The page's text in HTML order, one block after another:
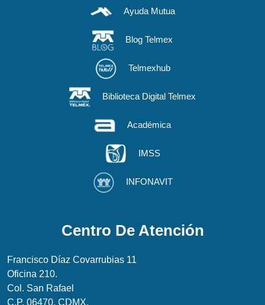
Ayuda Mutua
Blog Telmex
Telmexhub
Biblioteca Digital Telmex
Académica
IMSS
INFONAVIT
Centro De Atención
Francisco Díaz Covarrubias 11
Oficina 210.
Col. San Rafael
C.P. 06470, CDMX.